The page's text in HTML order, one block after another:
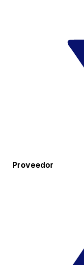
Proveedor